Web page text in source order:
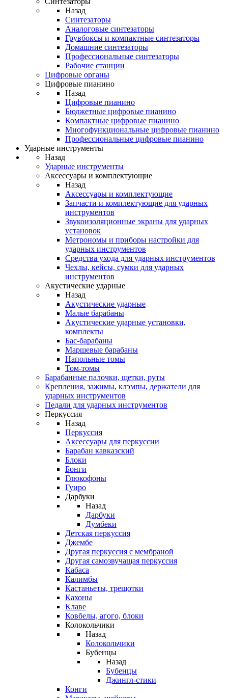
Назад
Синтезаторы
Аналоговые синтезаторы
Грувбоксы и компактные синтезаторы
Домашние синтезаторы
Профессиональные синтезаторы
Рабочие станции
Цифровые органы
Цифровые пианино
Назад
Цифровые пианино
Бюджетные цифровые пианино
Компактные цифровые пианино
Многофункциональные цифровые пианино
Профессиональные цифровые пианино
Ударные инструменты
Назад
Ударные инструменты
Аксессуары и комплектующие
Назад
Аксессуары и комплектующие
Запчасти и комплектующие для ударных
инструментов
Звукоизоляционные экраны для ударных
установок
Метрономы и приборы настройки для
ударных инструментов
Средства ухода для ударных инструментов
Чехлы, кейсы, сумки для ударных
инструментов
Акустические ударные
Назад
Акустические ударные
Mалые барабаны
Акустические ударные установки,
комплекты
Бас-барабаны
Маршевые барабаны
Напольные томы
Том-томы
Барабанные палочки, щетки, руты
Крепления, зажимы, клэмпы, держатели для
ударных инструментов
Педали для ударных инструментов
Перкуссия
Назад
Перкуссия
Аксессуары для перкуссии
Барабан кавказский
Блоки
Бонги
Глюкофоны
Гуиро
Дарбуки
Назад
Дарбуки
Думбеки
Детская перкуссия
Джембе
Другая перкуссия с мембраной
Другая самозвучащая перкуссия
Кабаса
Калимбы
Кастаньеты, трещотки
Кахоны
Клаве
Ковбелы, агого, блоки
Колокольчики
Назад
Колокольчики
Бубенцы
Назад
Бубенцы
Джингл-стики
Конги